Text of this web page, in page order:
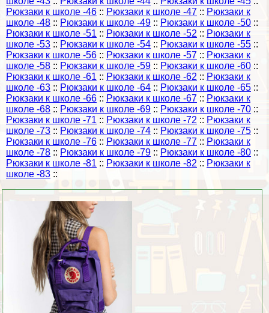
Рюкзаки к школе -46 :: Рюкзаки к школе -47 :: Рюкзаки к
школе -48 :: Рюкзаки к школе -49 :: Рюкзаки к школе -50 ::
Рюкзаки к школе -51 :: Рюкзаки к школе -52 :: Рюкзаки к
школе -53 :: Рюкзаки к школе -54 :: Рюкзаки к школе -55 ::
Рюкзаки к школе -56 :: Рюкзаки к школе -57 :: Рюкзаки к
школе -58 :: Рюкзаки к школе -59 :: Рюкзаки к школе -60 ::
Рюкзаки к школе -61 :: Рюкзаки к школе -62 :: Рюкзаки к
школе -63 :: Рюкзаки к школе -64 :: Рюкзаки к школе -65 ::
Рюкзаки к школе -66 :: Рюкзаки к школе -67 :: Рюкзаки к
школе -68 :: Рюкзаки к школе -69 :: Рюкзаки к школе -70 ::
Рюкзаки к школе -71 :: Рюкзаки к школе -72 :: Рюкзаки к
школе -73 :: Рюкзаки к школе -74 :: Рюкзаки к школе -75 ::
Рюкзаки к школе -76 :: Рюкзаки к школе -77 :: Рюкзаки к
школе -78 :: Рюкзаки к школе -79 :: Рюкзаки к школе -80 ::
Рюкзаки к школе -81 :: Рюкзаки к школе -82 :: Рюкзаки к
школе -83 ::